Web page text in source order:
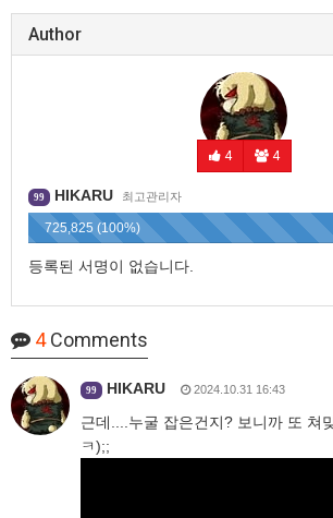
Author
4 4
99 HIKARU 최고관리자
725,825 (100%)
등록된 서명이 없습니다.
4Comments
99 HIKARU 2024.10.31 16:43
근데....누굴 잡은건지? 보니까 또 쳐
ㅋ);;